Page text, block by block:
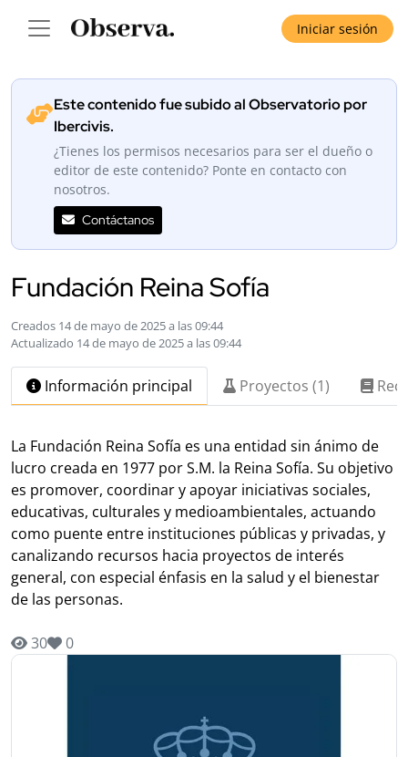
Iniciar sesión
Este contenido fue subido al Observatorio por
Ibercivis.
¿Tienes los permisos necesarios para ser el dueño o
editor de este contenido? Ponte en contacto con
nosotros.
Contáctanos
Fundación Reina Sofía
Creados 14 de mayo de 2025 a las 09:44
Actualizado 14 de mayo de 2025 a las 09:44
Información principal Proyectos (1)
La Fundación Reina Sofía es una entidad sin ánimo de
lucro creada en 1977 por S.M. la Reina Sofía. Su objetivo
es promover, coordinar y apoyar iniciativas sociales,
educativas, culturales y medioambientales, actuando
como puente entre instituciones públicas y privadas, y
canalizando recursos hacia proyectos de interés
general, con especial énfasis en la salud y el bienestar
de las personas.
30 0